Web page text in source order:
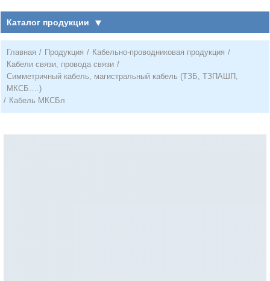
Каталог продукции
Главная / Продукция / Кабельно-проводниковая продукция /
Кабели связи, провода связи /
Симметричный кабель, магистральный кабель (ТЗБ, ТЗПАШП,
МКСБ….)
/ Кабель МКСБл